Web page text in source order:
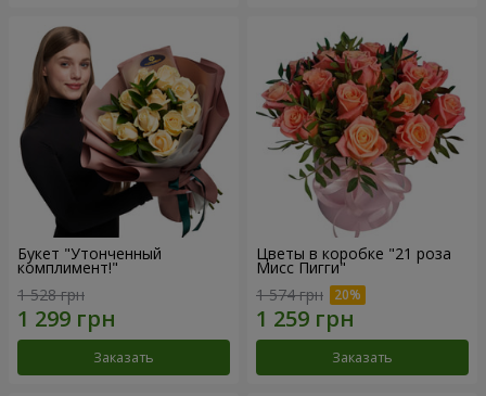
Букет "Утонченный
комплимент!"
1 528 грн
Заказать
Цветы в коробке "21 роза
Мисс Пигги"
1 574 грн
Заказать